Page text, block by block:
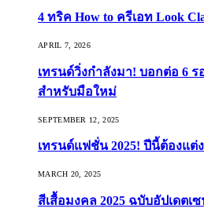
4 ทริค How to ครีเอท Look
APRIL 7, 2026
เทรนด์วิ่งกำลังมา! บอกต่อ 6
สำหรับมือใหม่
SEPTEMBER 12, 2025
เทรนด์แฟชั่น 2025! ปีนี้ต้องแต่
MARCH 20, 2025
สีเสื้อมงคล 2025 ฉบับอัปเดตเซ